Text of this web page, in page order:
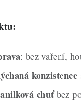
: bez vaření,
konzistence
chuťbez